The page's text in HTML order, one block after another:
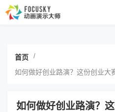
首页 /
如何做好创业路演？这份创业大
如何做好创业路演？